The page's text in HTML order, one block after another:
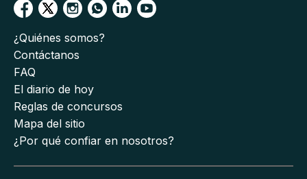
¿Quiénes somos?
Contáctanos
FAQ
El diario de hoy
Reglas de concursos
Mapa del sitio
¿Por qué confiar en nosotros?